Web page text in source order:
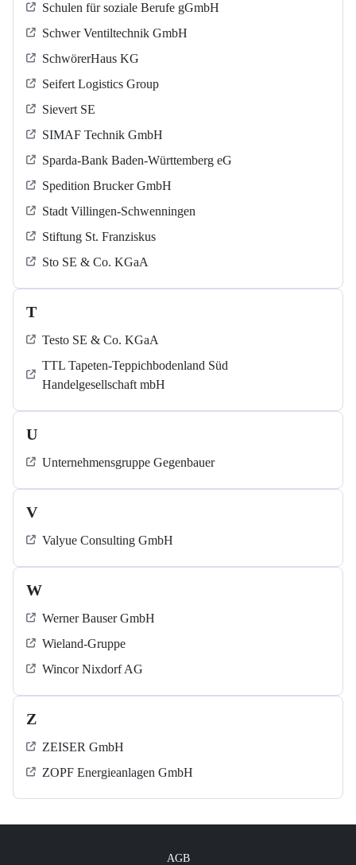
Schulen für soziale Berufe gGmbH
Schwer Ventiltechnik GmbH
SchwörerHaus KG
Seifert Logistics Group
Sievert SE
SIMAF Technik GmbH
Sparda-Bank Baden-Württemberg eG
Spedition Brucker GmbH
Stadt Villingen-Schwenningen
Stiftung St. Franziskus
Sto SE & Co. KGaA
T
Testo SE & Co. KGaA
TTL Tapeten-Teppichbodenland Süd
Handelgesellschaft mbH
U
Unternehmensgruppe Gegenbauer
V
Valyue Consulting GmbH
W
Werner Bauser GmbH
Wieland-Gruppe
Wincor Nixdorf AG
Z
ZEISER GmbH
ZOPF Energieanlagen GmbH
AGB